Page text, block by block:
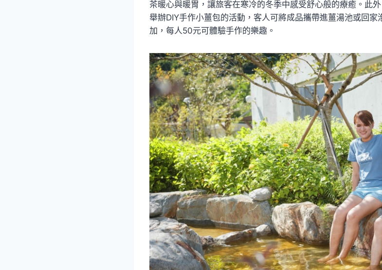
茶暖心與暖胃，讓旅客在寒冷的冬季中感受舒心般的療癒。此
舉辦DIY手作小薑包的活動，客人可將成品攜帶進薑湯池或回
加，每人50元可體驗手作的樂趣。